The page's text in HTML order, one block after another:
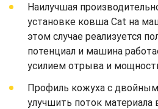
Наилучшая
установке ковша Cat на
этом случае реализуется
потенциал и машина
усилием отрыва и
Профиль кожуха с
улучшить поток материала